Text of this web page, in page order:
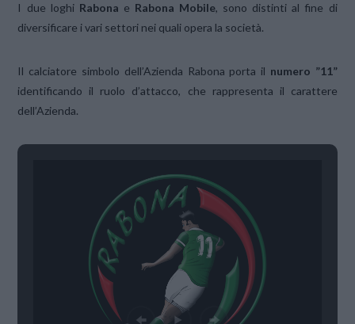
I due loghi Rabona e Rabona Mobile, sono distinti al fine di
diversificare i vari settori nei quali opera la società.
Il calciatore simbolo dell’Azienda Rabona porta il numero ”11”
identificando il ruolo d’attacco, che rappresenta il carattere
dell’Azienda.